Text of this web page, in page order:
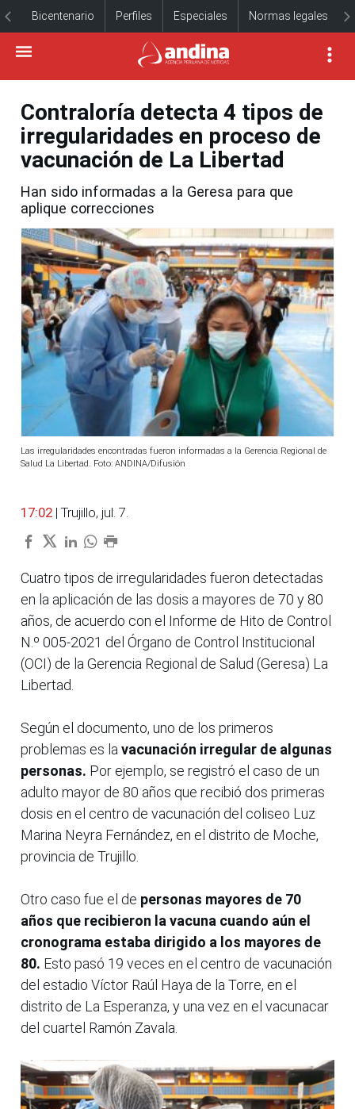
Bicentenario Perfiles Especiales Normas legales
Contraloría detecta 4 tipos de
irregularidades en proceso de
vacunación de La Libertad
Han sido informadas a la Geresa para que
aplique correcciones
Las irregularidades encontradas fueron informadas a la Gerencia Regional de
Salud La Libertad. Foto: ANDINA/Difusión
17:02 | Trujillo, jul. 7.
Cuatro tipos de irregularidades fueron detectadas
en la aplicación de las dosis a mayores de 70 y 80
años, de acuerdo con el Informe de Hito de Control
N.º 005-2021 del Órgano de Control Institucional
(OCI) de la Gerencia Regional de Salud (Geresa) La
Libertad.
Según el documento, uno de los primeros
problemas es la vacunación irregular de algunas
personas. Por ejemplo, se registró el caso de un
adulto mayor de 80 años que recibió dos primeras
dosis en el centro de vacunación del coliseo Luz
Marina Neyra Fernández, en el distrito de Moche,
provincia de Trujillo.
Otro caso fue el de personas mayores de 70
años que recibieron la vacuna cuando aún el
cronograma estaba dirigido a los mayores de
80. Esto pasó 19 veces en el centro de vacunación
del estadio Víctor Raúl Haya de la Torre, en el
distrito de La Esperanza, y una vez en el vacunacar
del cuartel Ramón Zavala.